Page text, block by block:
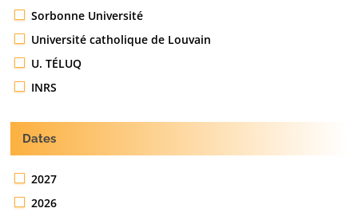
Sorbonne Université
Université catholique de Louvain
U. TÉLUQ
INRS
Dates
2027
2026